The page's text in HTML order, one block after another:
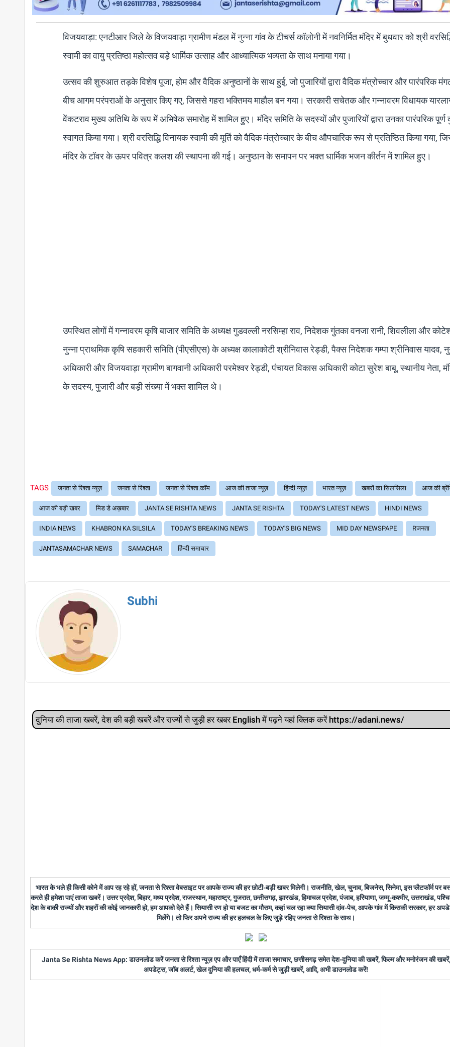
विजयवाड़ा: एनटीआर जिले के विजयवाड़ा ग्रामीण मंडल में नुन्ना गांव के टीचर्स कॉलोनी में नवनिर्मित मंदिर में बुधवार को श्री
स्वामी का वायु प्रतिष्ठा महोत्सव बड़े धार्मिक उत्साह और आध्यात्मिक भव्यता के साथ मनाया गया।
उत्सव की शुरुआत तड़के विशेष पूजा, होम और वैदिक अनुष्ठानों के साथ हुई, जो पुजारियों द्वारा वैदिक मंत्रोच्चार और पारंपरिक
बीच आगम परंपराओं के अनुसार किए गए, जिससे गहरा भक्तिमय माहौल बन गया। सरकारी सचेतक और गन्नावरम विधायक
वेंकटराव मुख्य अतिथि के रूप में अभिषेक समारोह में शामिल हुए। मंदिर समिति के सदस्यों और पुजारियों द्वारा उनका पारंपरिक
स्वागत किया गया। श्री वरसिद्धि विनायक स्वामी की मूर्ति को वैदिक मंत्रोच्चार के बीच औपचारिक रूप से प्रतिष्ठित किया गया,
मंदिर के टॉवर के ऊपर पवित्र कलश की स्थापना की गई। अनुष्ठान के समापन पर भक्त धार्मिक भजन कीर्तन में शामिल हुए।
उपस्थित लोगों में गन्नावरम कृषि बाजार समिति के अध्यक्ष गुडवल्ली नरसिम्हा राव, निदेशक गुंतका वनजा रानी, शिवलीला और
नुन्ना प्राथमिक कृषि सहकारी समिति (पीएसीएस) के अध्यक्ष कालाकोटी श्रीनिवास रेड्डी, पैक्स निदेशक गम्पा श्रीनिवास यादव,
अधिकारी और विजयवाड़ा ग्रामीण बागवानी अधिकारी परमेश्वर रेड्डी, पंचायत विकास अधिकारी कोटा सुरेश बाबू, स्थानीय नेता,
के सदस्य, पुजारी और बड़ी संख्या में भक्त शामिल थे।
TAGS जनता से रिश्ता न्यूज़ जनता से रिश्ता जनता से रिश्ता.कॉम आज की ताजा न्यूज़ हिंन्दी न्यूज़ भारत न्यूज़ खबरों का सिलसिला आज की
आज की बड़ी खबर मिड डे अख़बार JANTA SE RISHTA NEWS JANTA SE RISHTA TODAY'S LATEST NEWS HINDI NEWS
INDIA NEWS KHABRON KA SILSILA TODAY'S BREAKING NEWS TODAY'S BIG NEWS MID DAY NEWSPAPE Rजनता
JANTASAMACHAR NEWS SAMACHAR हिंन्दी समाचार
Subhi
दुनिया की ताजा खबरें, देश की बड़ी खबरें और राज्‍यों से जुड़ी हर खबर English में पढ़ने यहां क्लिक करें https://adani.news/
भारत के भले ही किसी कोने में आप रह रहे हों, जनता से रिश्ता वेबसाइट पर आपके राज्य की हर छोटी-बड़ी खबर मिलेगी। राजनीति, खेल, चुनाव, बिजनेस, सिनेमा, इस प्लैटफॉर्म पर
करते ही हमेशा पाएं ताजा खबरें। उत्तर प्रदेश, बिहार, मध्य प्रदेश, राजस्थान, महाराष्ट्र, गुजरात, छत्तीसगढ़, झारखंड, हिमाचल प्रदेश, पंजाब, हरियाणा, जम्मू-कश्मीर, उत्तराखंड,
देश के बाकी राज्यों और शहरों की कोई जानकारी हो, हम आपको देते हैं। सियासी रण हो या बजट का मौसम, कहां चल रहा क्या सियासी दांव-पेच, आपके गांव में किसकी सरकार, हर
मिलेंगे। तो फिर अपने राज्य की हर हलचल के लिए जुड़े रहिए जनता से रिश्ता के साथ।
Janta Se Rishta News App: डाउनलोड करें जनता से रिश्ता न्यूज़ एप और पाएँ हिंदी में ताजा समाचार, छत्तीसगढ़ समेत देश-दुनिया की खबरें, फिल्म और मनोरंजन की
अपडेट्स, जॉब अलर्ट, खेल दुनिया की हलचल, धर्म-कर्म से जुड़ी खबरें, आदि, अभी डाउनलोड करें!